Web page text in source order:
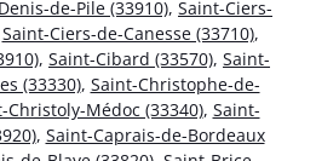
de-Pile (33910), Saint-Ciers-
Saint-Ciers-de-Canesse (33710),
, Saint-Cibard (33570), Saint-
(33330), Saint-Christophe-de-
Christoly-Médoc (33340), Saint-
, Saint-Caprais-de-Bordeaux